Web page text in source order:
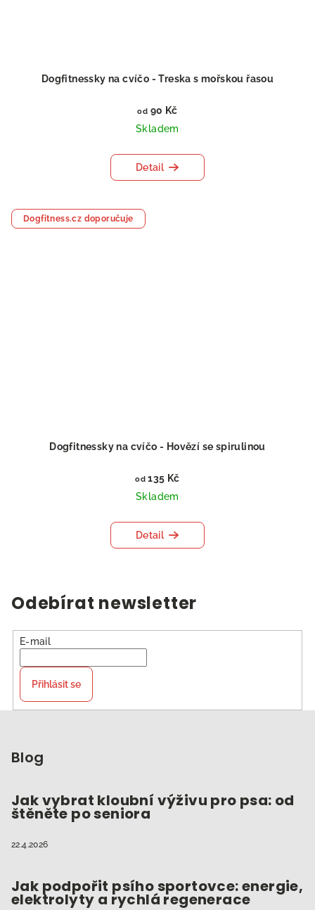
Dogfitnessky na cvíčo - Treska s mořskou řasou
od 90 Kč
Skladem
Detail
Dogfitness.cz doporučuje
Dogfitnessky na cvíčo - Hovězí se spirulinou
od 135 Kč
Skladem
Detail
Odebírat newsletter
E-mail
Přihlásit se
Blog
Jak vybrat kloubní výživu pro psa: od
štěněte po seniora
22.4.2026
Jak podpořit psího sportovce: energie,
elektrolyty a rychlá regenerace